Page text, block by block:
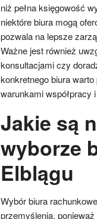
niż pełna księgowość
niektóre biura mogą
pozwala na lepsze
Ważne jest również
konsultacjami czy
konkretnego biura
warunkami współpracy
Jakie są
wyborze
Elblągu
Wybór biura
przemyślenia,